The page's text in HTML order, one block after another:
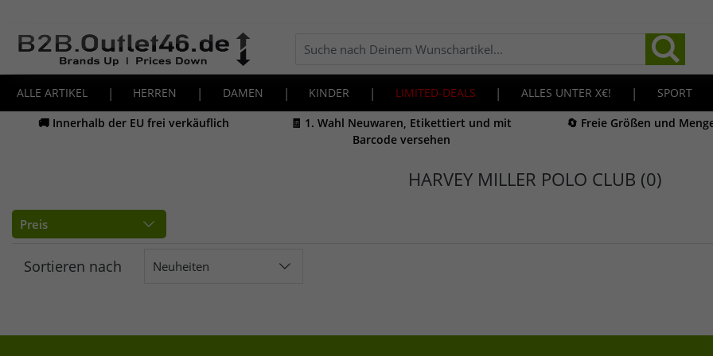
ALLE ARTIKEL | HERREN | DAMEN | KINDER | LIMITED-DEALS | ALLES UNTER X€! | SPORT
🚚 Innerhalb der EU frei verkäuflich
🧾 1. Wahl Neuwaren, Etikettiert und mit
Barcode versehen
🔄 Freie Größen und
HARVEY MILLER POLO CLUB (0)
Preis
Sortieren nach Neuheiten